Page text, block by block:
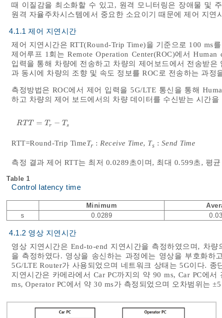
때 이질감을 최소화할 수 있고, 원격 모니터링은 장애물 및
원격 자율주차시스템에서 중요한 소요이기 때문에 제어 지
4.1.1 제어 지연시간
제어 지연시간은 RTT(Round-Trip Time)을 기준으로 100 ms
제어루프 1회는 Remote Operation Center(ROC)에서
입력을 통해 차량에 전송하고 차량의 제어보드에서 전송받
과 동시에 차량의 조향 및 속도 정보를 ROC로 전송하는 과정
측정방법은 ROC에서 제어 입력을 5G/LTE 통신을 통해
하고 차량의 제어 보드에서의 차량 데이터를 수신받는 시간
RT T = Tr − T s
R TT=Tr- Ts
RTT=Round-Trip TimeTr : Receive Time, Ts : Send Time
측정 결과 제어 RTT는 최저 0.0289초이며, 최대 0.599초, 평
Table 1
Control latency time
Minimum
s
0.0289
4.1.2 영상 지연시간
영상 지연시간은 End-to-end 지연시간을 측정하였으며, 차
을 측정하였다. 영상을 송신하는 과정에는 영상을 부호화하
5G/LTE Router가 사용되었으며 네트워크 상태는 5G이다.
지연시간은 카메라에서 Car PC까지의 약 90 ms, Car PC에
ms, Operator PC에서 약 30 ms가 측정되었으며 오차범위는